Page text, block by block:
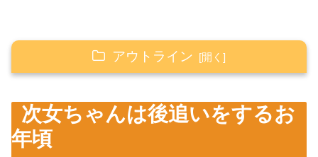
アウトライン
後追いへの執念は凄まじく
行かないで！悪いところがあったら直すから！
次女ちゃんは後追いをするお
年頃